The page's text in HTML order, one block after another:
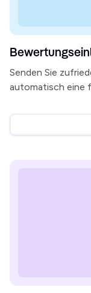
Senden Sie
automatisch eine